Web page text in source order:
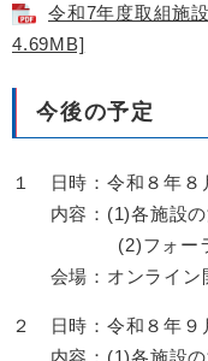
令和7年度取組施
4.69MB]
今後の予定
１ 日時：令和８年８
内容：(1)各施設の
(2)フォーラム
会場：オンライン
２ 日時：令和８年９